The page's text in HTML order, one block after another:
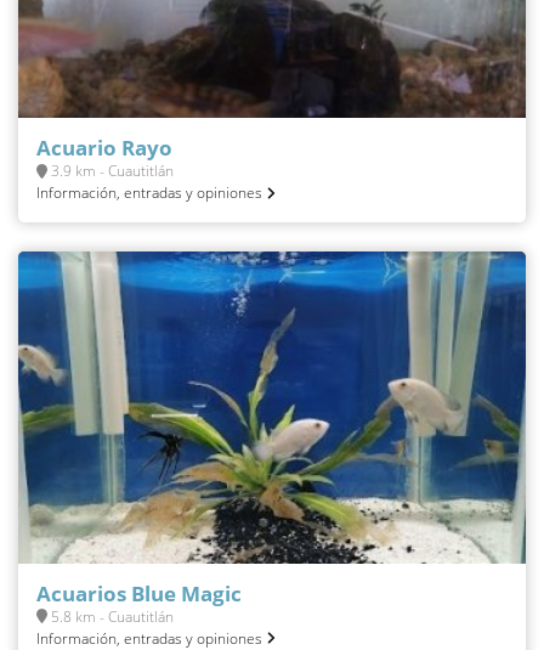
Acuario Rayo
3.9 km - Cuautitlán
Información, entradas y opiniones
Acuarios Blue Magic
5.8 km - Cuautitlán
Información, entradas y opiniones